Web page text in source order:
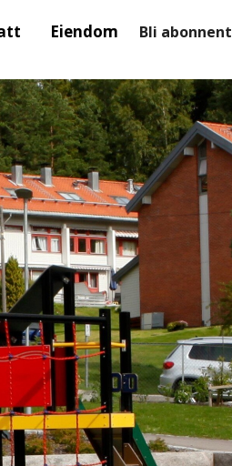
Eiendom Bli abonnent